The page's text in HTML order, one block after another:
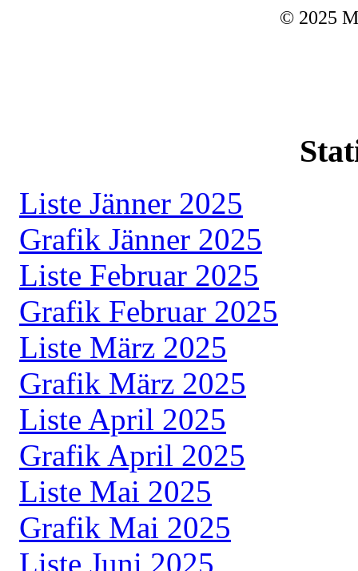
© 2025
Liste Jänner 2025
Grafik Jänner 2025
Liste Februar 2025
Grafik Februar 2025
Liste März 2025
Grafik März 2025
Liste April 2025
Grafik April 2025
Liste Mai 2025
Grafik Mai 2025
Liste Juni 2025